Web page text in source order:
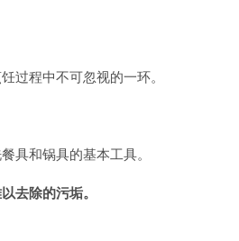
过程中不可忽视的一环。
具和锅具的基本工具。
去除的污垢。